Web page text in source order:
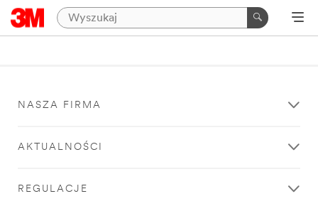
NASZA FIRMA
AKTUALNOŚCI
REGULACJE